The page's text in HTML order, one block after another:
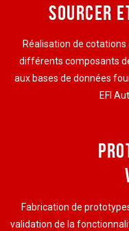
SOURCER
Réalisation de
différents composants
aux bases de données
EFI
Fabrication de
validation de la